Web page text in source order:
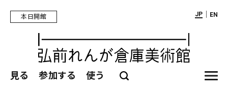
本日開館 JP｜ EN
見る 参加する 使う